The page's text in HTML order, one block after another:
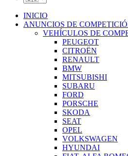
INICIO
ANUNCIOS DE
VEHÍCULOS DE
PEUGEOT
CITROËN
RENAULT
BMW
MITSUBISHI
SUBARU
FORD
PORSCHE
SKODA
SEAT
OPEL
VOLKSWAGEN
HYUNDAI